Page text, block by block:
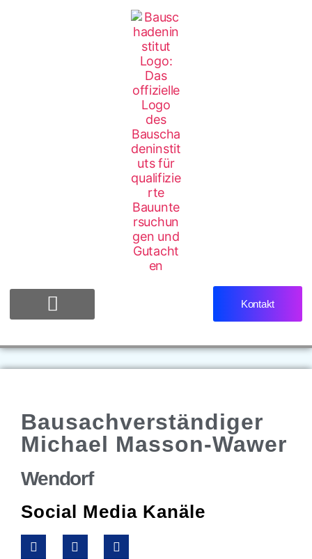
Kontakt
Bausachverständiger
Michael Masson-Wawer
Wendorf
Social Media Kanäle